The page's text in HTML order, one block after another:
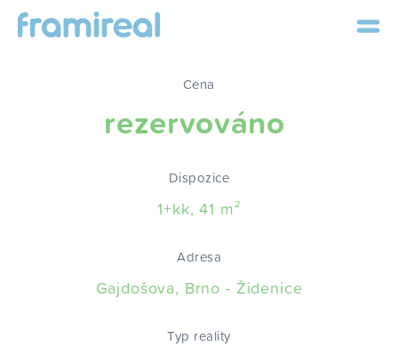
Cena
rezervováno
Dispozice
1+kk, 41 m²
Adresa
Gajdošova, Brno - Židenice
Typ reality